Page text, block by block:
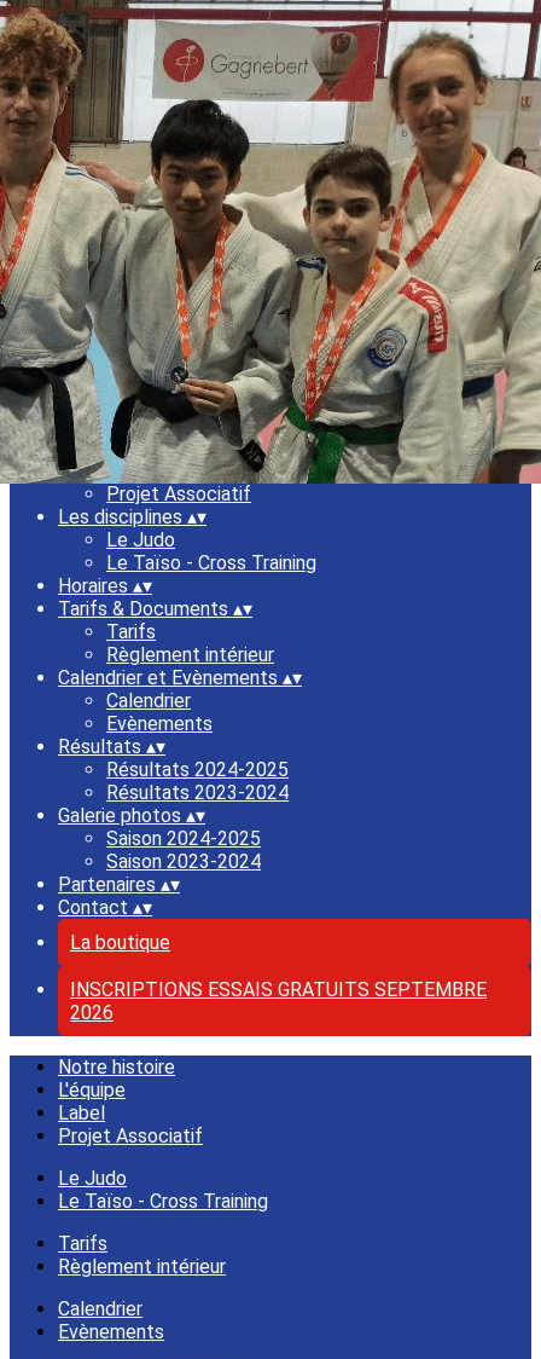
Menu
<
>
Saison 2024-2025
Saison 2023-2024
Ajoutez un logo, un bouton, des réseaux sociaux
Cliquez pour éditer
Accueil▴ ▾
Le Club▴▾
Notre histoire
L'équipe
Label
Projet Associatif
Les disciplines ▴▾
Le Judo
Le Taïso - Cross Training
Horaires ▴▾
Tarifs & Documents ▴▾
Tarifs
Règlement intérieur
Calendrier et Evènements ▴▾
Calendrier
Evènements
Résultats ▴▾
Résultats 2024-2025
Résultats 2023-2024
Galerie photos ▴▾
Saison 2024-2025
Saison 2023-2024
Partenaires ▴▾
Contact ▴▾
La boutique
INSCRIPTIONS ESSAIS GRATUITS SEPTEMBRE
2026
Notre histoire
L'équipe
Label
Projet Associatif
Le Judo
Le Taïso - Cross Training
Tarifs
Règlement intérieur
Calendrier
Evènements